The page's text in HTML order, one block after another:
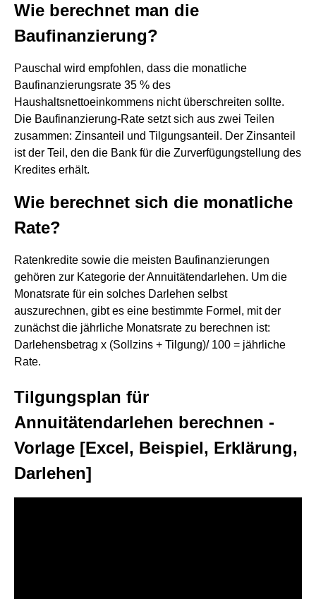
Wie berechnet man die
Baufinanzierung?
Pauschal wird empfohlen, dass die monatliche
Baufinanzierungsrate 35 % des
Haushaltsnettoeinkommens nicht überschreiten sollte.
Die Baufinanzierung-Rate setzt sich aus zwei Teilen
zusammen: Zinsanteil und Tilgungsanteil. Der Zinsanteil
ist der Teil, den die Bank für die Zurverfügungstellung des
Kredites erhält.
Wie berechnet sich die monatliche
Rate?
Ratenkredite sowie die meisten Baufinanzierungen
gehören zur Kategorie der Annuitätendarlehen. Um die
Monatsrate für ein solches Darlehen selbst
auszurechnen, gibt es eine bestimmte Formel, mit der
zunächst die jährliche Monatsrate zu berechnen ist:
Darlehensbetrag x (Sollzins + Tilgung)/ 100 = jährliche
Rate.
Tilgungsplan für
Annuitätendarlehen berechnen -
Vorlage [Excel, Beispiel, Erklärung,
Darlehen]